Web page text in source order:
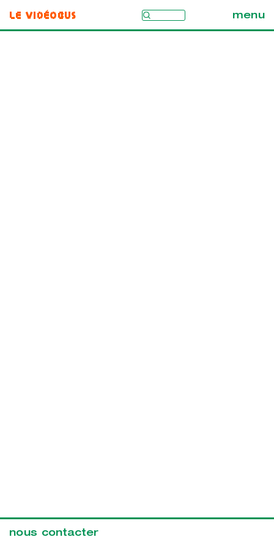
Le Vidéobus menu
nous contacter